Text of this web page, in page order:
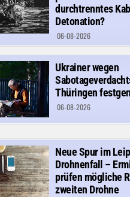
durchtrenntes
Detonation?
06-08-2026
Ukrainer wegen
Thüringen
06-08-2026
Neue Spur im
Drohnenfall –
prüfen mögliche
zweiten Drohne